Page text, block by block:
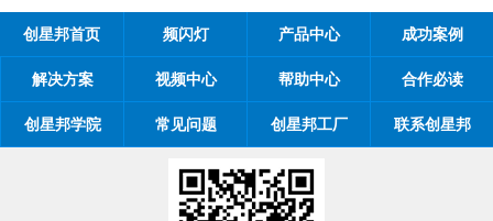
创星邦首页 频闪灯 产品中心 成功案例
解决方案 视频中心 帮助中心 合作必读
创星邦学院 常见问题 创星邦工厂 联系创星邦